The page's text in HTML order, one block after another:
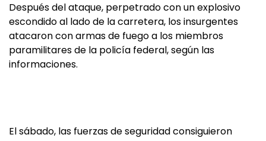
Después del ataque, perpetrado con un explosivo
escondido al lado de la carretera, los insurgentes
atacaron con armas de fuego a los miembros
paramilitares de la policía federal, según las
informaciones.
El sábado, las fuerzas de seguridad consiguieron